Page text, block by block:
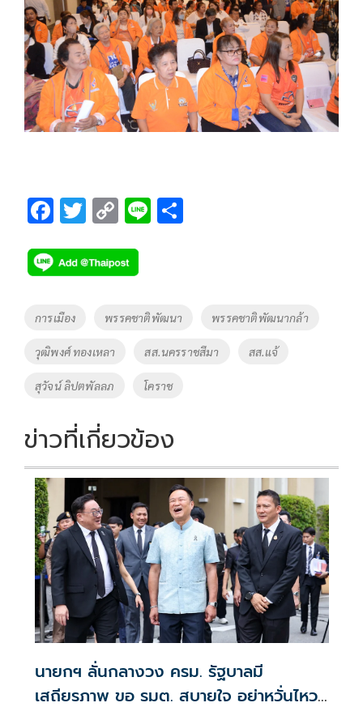
F
e
b
o
o
k
T
tt
er
C
p
y
Li
Li
Tags
การเมือง พรรคชาติพัฒนา พรรคชาติพัฒนากล้า
วุฒิพงศ์ ทองเหลา สส.นครราชสีมา สส.แจ้
สุวัจน์ ลิปตพัลลภ โคราช
ข่าวที่เกี่ยวข้อง
นายกฯ ลั่นกลางวง ครม. รัฐบาลมี
เสถียรภาพ ขอ รมต. สบายใจ อย่าหวั่นไหว